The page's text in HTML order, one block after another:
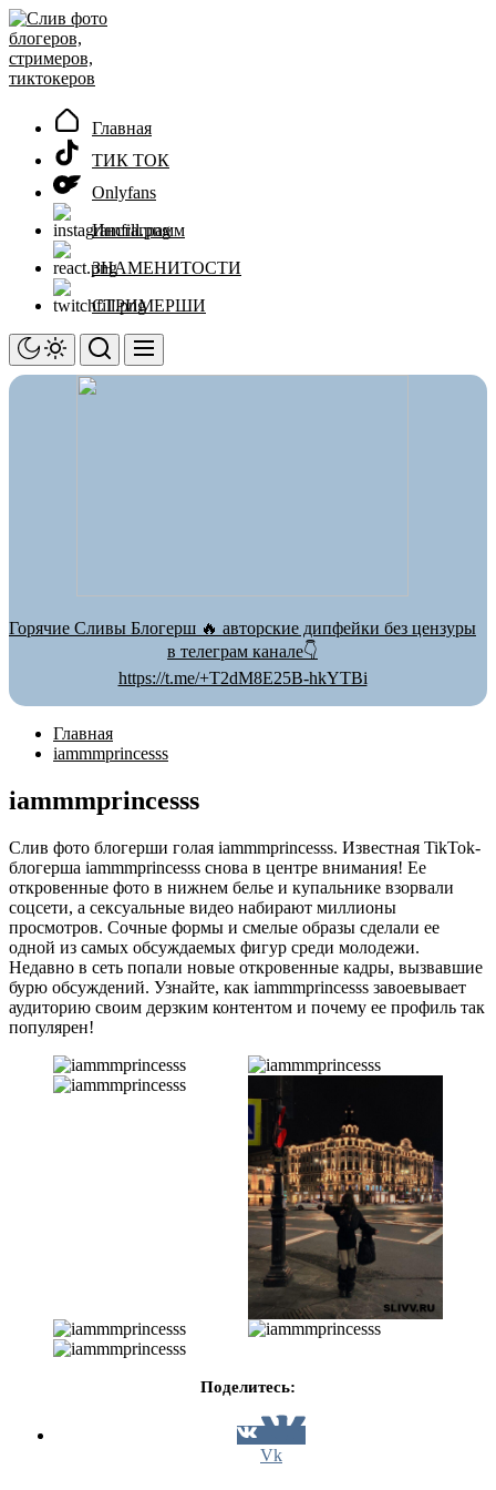
Перейти
к
содержимому
Главная
ТИК ТОК
Onlyfans
Инстаграмм
ЗНАМЕНИТОСТИ
СТРИМЕРШИ
Горячие Сливы Блогерш 🔥 авторские дипфейки без цензуры
в телеграм канале👇
https://t.me/+T2dM8E25B-hkYTBi
Главная
iammmprincesss
iammmprincesss
Слив фото блогерши голая iammmprincesss. Известная TikTok-
блогерша iammmprincesss снова в центре внимания! Ее
откровенные фото в нижнем белье и купальнике взорвали
соцсети, а сексуальные видео набирают миллионы
просмотров. Сочные формы и смелые образы сделали ее
одной из самых обсуждаемых фигур среди молодежи.
Недавно в сеть попали новые откровенные кадры, вызвавшие
бурю обсуждений. Узнайте, как iammmprincesss завоевывает
аудиторию своим дерзким контентом и почему ее профиль так
популярен!
Поделитесь:
Vk